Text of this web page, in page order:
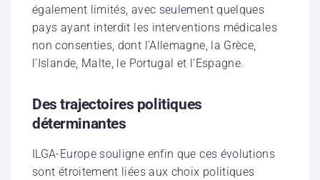
également limités, avec seulement quelques
pays ayant interdit les interventions médicales
non consenties, dont l’Allemagne, la Grèce,
l’Islande, Malte, le Portugal et l’Espagne.
Des trajectoires politiques
déterminantes
ILGA-Europe souligne enfin que ces évolutions
sont étroitement liées aux choix politiques